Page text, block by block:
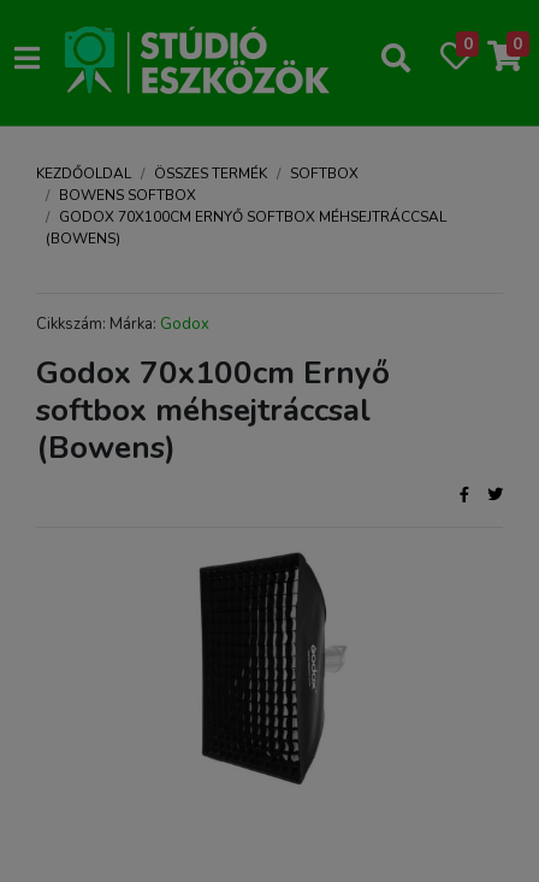
0 0
KEZDŐOLDAL ÖSSZES TERMÉK
SOFTBOX
BOWENS SOFTBOX
GODOX 70X100CM ERNYŐ SOFTBOX MÉHSEJTRÁCCSAL
(BOWENS)
Cikkszám: Márka: Godox
Godox 70x100cm Ernyő
softbox méhsejtráccsal
(Bowens)